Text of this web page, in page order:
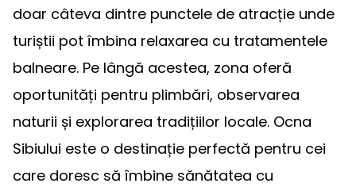
doar câteva dintre punctele de atracție unde
turiștii pot îmbina relaxarea cu tratamentele
balneare. Pe lângă acestea, zona oferă
oportunități pentru plimbări, observarea
naturii și explorarea tradițiilor locale. Ocna
Sibiului este o destinație perfectă pentru cei
care doresc să îmbine sănătatea cu